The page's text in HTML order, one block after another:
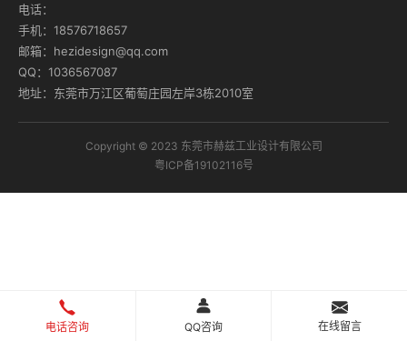
电话：
手机：18576718657
邮箱：hezidesign@qq.com
QQ：1036567087
地址：东莞市万江区葡萄庄园左岸3栋2010室
Copyright © 2023 东莞市赫兹工业设计有限公司
粤ICP备19102116号
电话咨询 QQ咨询 在线留言